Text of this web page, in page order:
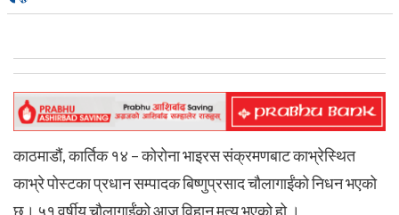
काठमाडौं, कार्तिक १४ – कोरोना भाइरस संक्रमणबाट काभ्रेस्थित
काभ्रे पोस्टका प्रधान सम्पादक बिष्णुप्रसाद चौलागाईंको निधन भएको
छ। ५१ वर्षीय चौलागाईंको आज विहान मृत्यु भएको हो ।